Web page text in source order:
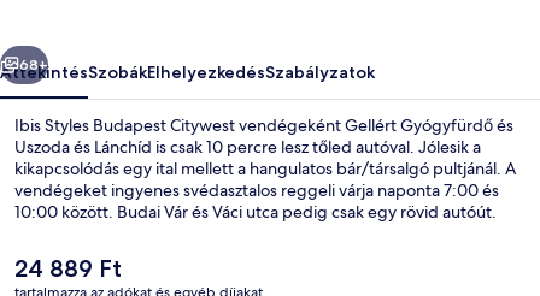
Következő
68+
ÁttekintésSzobákElhelyezkedésSzabályzatok
Ibis Styles Budapest Citywest vendégeként Gellért Gyógyfürdő és
Uszoda és Lánchíd is csak 10 percre lesz tőled autóval. Jólesik a
kikapcsolódás egy ital mellett a hangulatos bár/társalgó pultjánál. A
vendégeket ingyenes svédasztalos reggeli várja naponta 7:00 és
10:00 között. Budai Vár és Váci utca pedig csak egy rövid autóút.
személyzet. A tömegközlekedés rövid sétával megközelíthető:
Kelenföld vasútállomás, metróállomás 8 perc, Kelenföldi pályaudvar
A
jelenlegi
24 889 Ft